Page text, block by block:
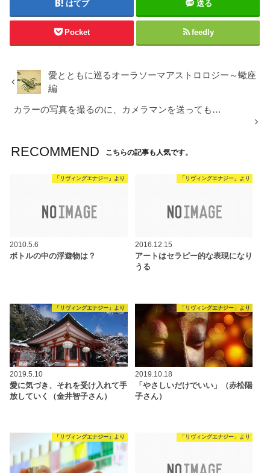
はてブ 送る
Pocket feedly
愛とともに巡るオーラソーマアストロロジー～蠍座
編
カラーの写真を撮るのに、カメラマンを送っても…
RECOMMEND こちらの記事も人気です。
「リヴィングエナジー」より
2010.5.6
ボトルの中の浮遊物は？
「リヴィングエナジー」より
2016.12.15
アートはセラピー的な表現になり
うる
「リヴィングエナジー」より
2019.5.10
愛に気づき、それを受け入れて手
放していく（金井智子さん）
「リヴィングエナジー」より
2019.10.18
「やさしいだけでいい」（赤松陽
子さん）
「リヴィングエナジー」より 「リヴィングエナジー」より